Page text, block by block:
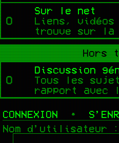
Sur le net
Liens, vidéos
trouve sur
Hors
Discussion
Tous les
rapport avec
CONNEXION •
Nom d’utilisateur :